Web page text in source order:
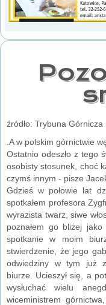
źródło: Trybuna Górnicza
.A w polskim górnictwie
Ostatnio odeszło z tego
osobisty stosunek, choć
czymś innym - pisze
Gdzieś w połowie lat
spotkałem profesora
wyrazista twarz, siwe
poznałem go bliżej jako
spotkanie w moim
stwierdzenie, że jego
odwiedziny w tym już
biurze. Ucieszył się, a
wysłuchać wielu
wiceministrem